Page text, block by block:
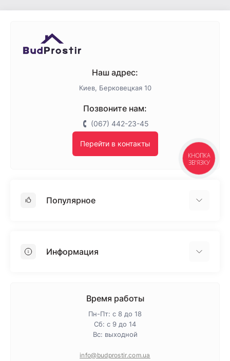
Наш адрес:
Киев, Берковецкая 10
Позвоните нам:
(067) 442-23-45
Перейти в контакты
Популярное
ПенопластИнформация
Политика конфиденциальности
Время работы
Пн-Пт: с 8 до 18
Сб: с 9 до 14
Вс: выходной
info@budprostir.com.ua
КНОПКА
ЗВ'ЯЗКУ